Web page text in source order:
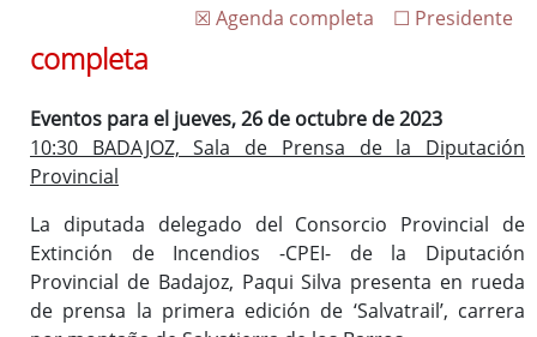
☐ Presidente
☒ Agenda completa
completa
Eventos para el jueves, 26 de octubre de 2023
10:30 BADAJOZ, Sala de Prensa de la Diputación
Provincial
La diputada delegado del Consorcio Provincial de
Extinción de Incendios -CPEI- de la Diputación
Provincial de Badajoz, Paqui Silva presenta en rueda
de prensa la primera edición de ‘Salvatrail’, carrera